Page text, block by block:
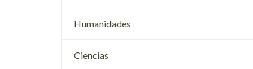
Humanidades
Ciencias